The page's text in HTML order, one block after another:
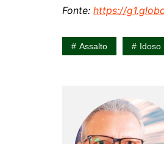
Fonte: https://
Assalto Idoso